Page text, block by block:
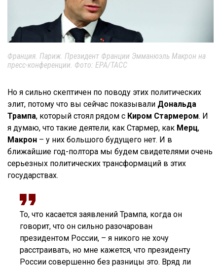
Франция. Париж. Президент Франции Эмманюэль Макрон на
пресс-конференции. Фото: EPA/ТАСС
Но я сильно скептичен по поводу этих политических
элит, потому что вы сейчас показывали Дональда
Трампа, который стоял рядом с Киром Стармером. И
я думаю, что такие деятели, как Стармер, как Мерц,
Макрон – у них большого будущего нет. И в
ближайшие год-полтора мы будем свидетелями очень
серьезных политических трансформаций в этих
государствах.
То, что касается заявлений Трампа, когда он
говорит, что он сильно разочарован
президентом России, – я никого не хочу
расстраивать, но мне кажется, что президенту
России совершенно без разницы это. Вряд ли